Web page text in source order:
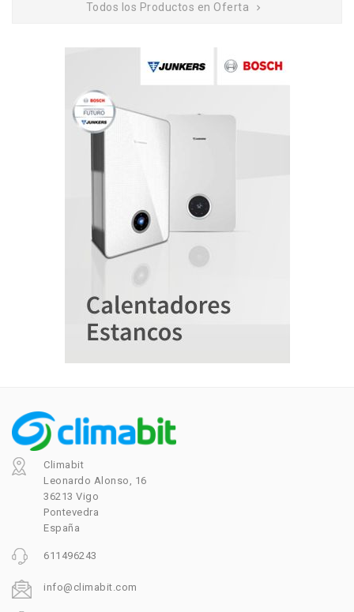
Todos los Productos en Oferta 
Climabit
Leonardo Alonso, 16
36213 Vigo
Pontevedra
España
611496243
info@climabit.com